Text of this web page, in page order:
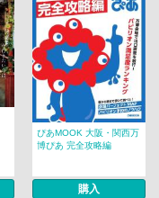
ぴあMOOK 大阪・関西万
博ぴあ 完全攻略編
購入